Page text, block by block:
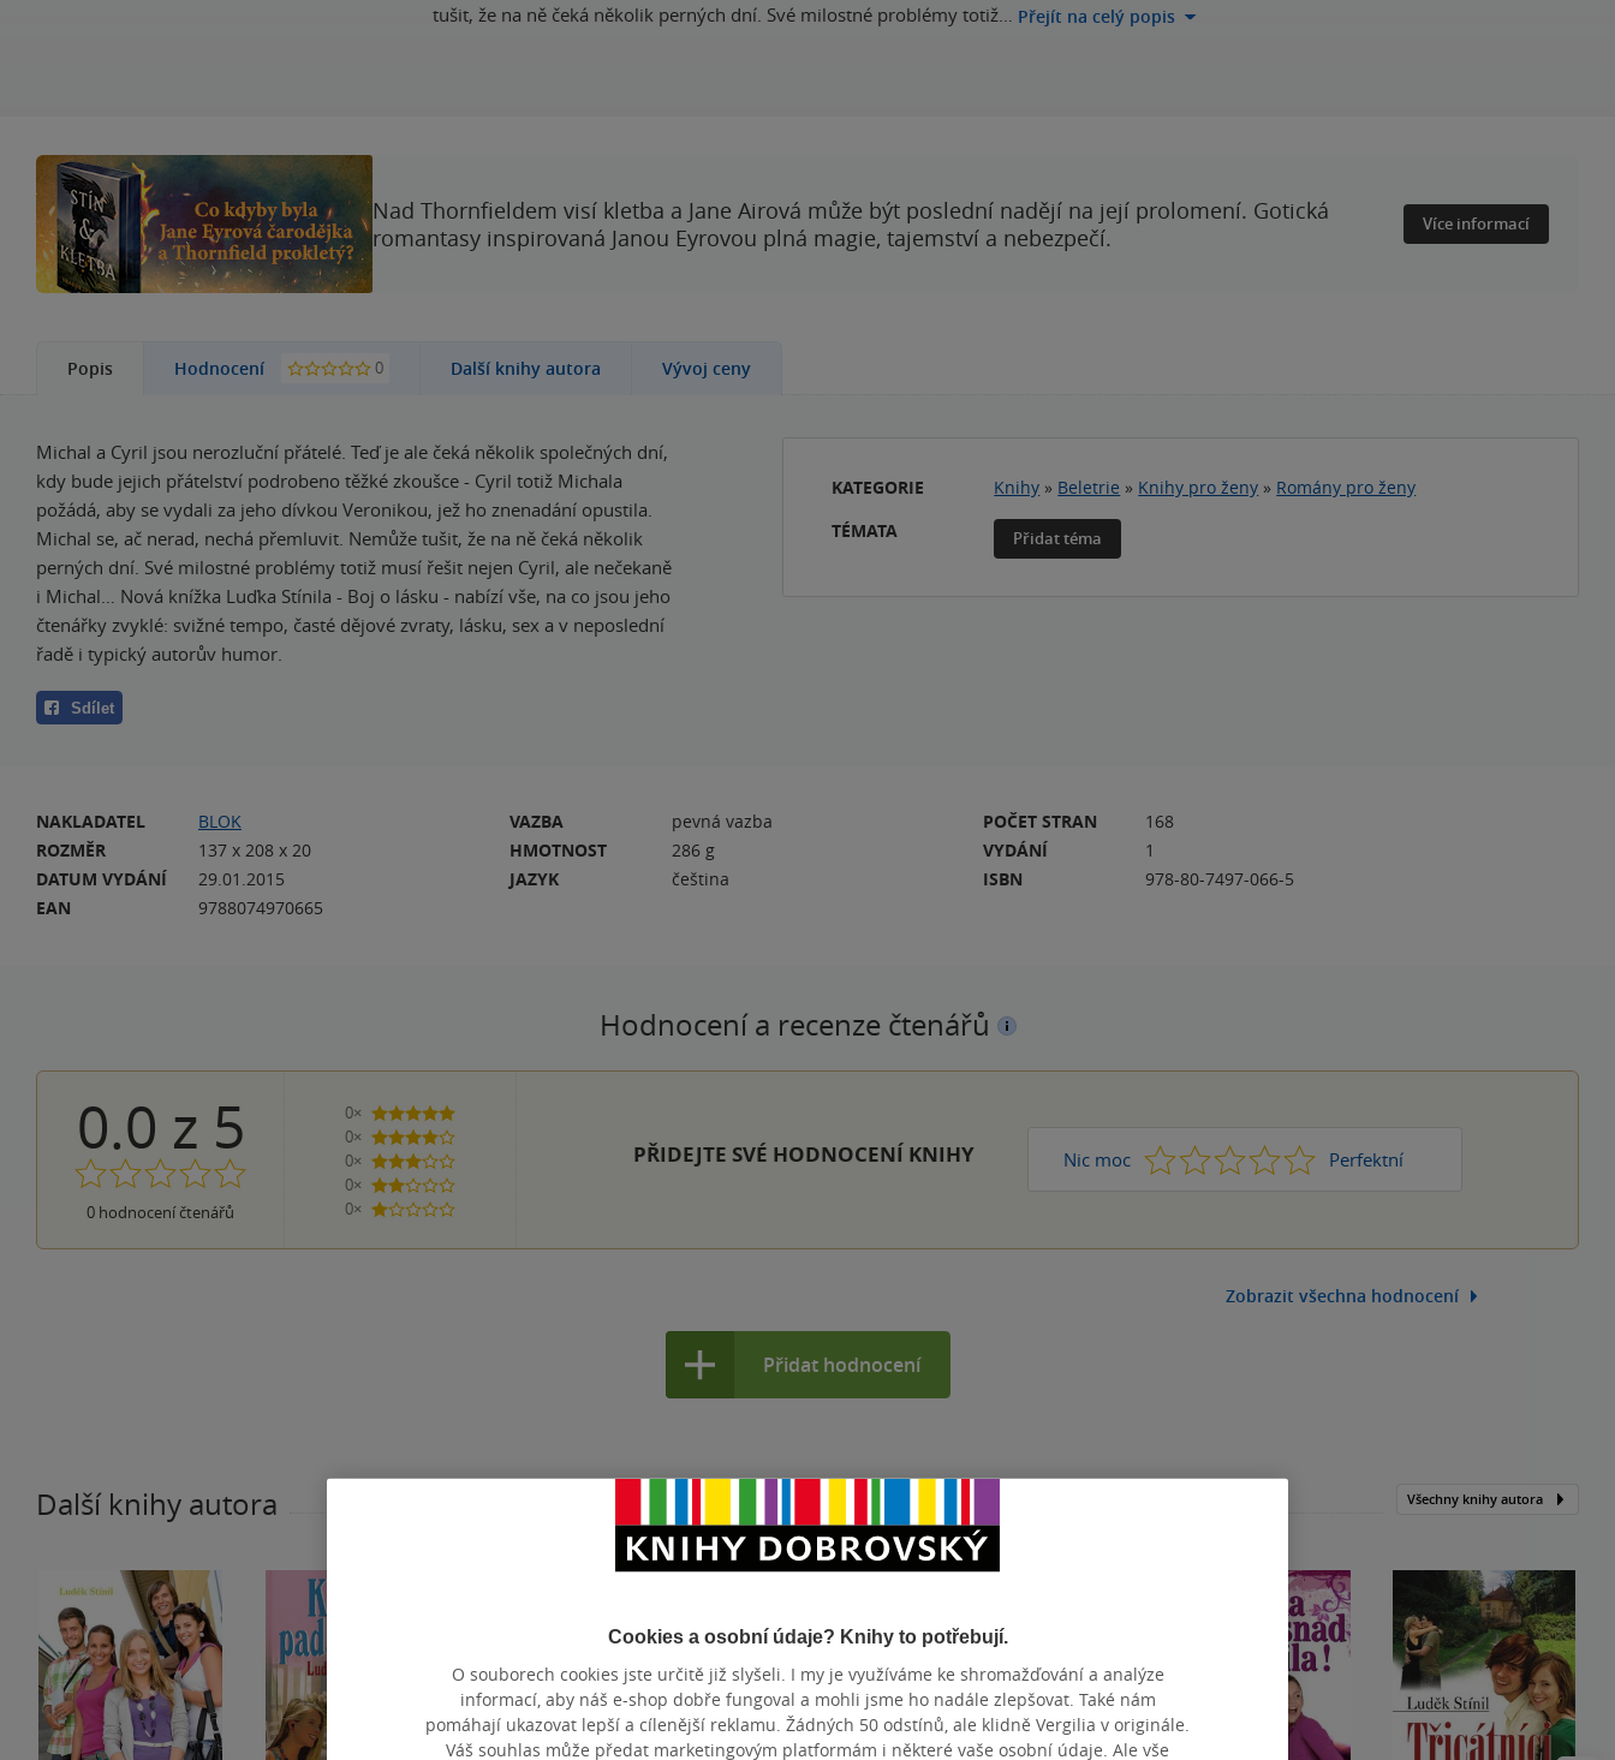
tušit, že na ně čeká několik perných dní. Své milostné problémy totiž… Přejít na celý popis
Nad Thornfieldem visí kletba a Jane Airová může být poslední nadějí na její prolomení. Gotická
romantasy inspirovaná Janou Eyrovou plná magie, tajemství a nebezpečí.
Více informací
Popis Hodnocení 0 Další knihy autora Vývoj ceny
Michal a Cyril jsou nerozluční přátelé. Teď je ale čeká několik společných dní,
kdy bude jejich přátelství podrobeno těžké zkoušce - Cyril totiž Michala
požádá, aby se vydali za jeho dívkou Veronikou, jež ho znenadání opustila.
Michal se, ač nerad, nechá přemluvit. Nemůže tušit, že na ně čeká několik
perných dní. Své milostné problémy totiž musí řešit nejen Cyril, ale nečekaně
i Michal… Nová knížka Luďka Stínila - Boj o lásku - nabízí vše, na co jsou jeho
čtenářky zvyklé: svižné tempo, časté dějové zvraty, lásku, sex a v neposlední
řadě i typický autorův humor.
Sdílet
KATEGORIE Knihy » Beletrie » Knihy pro ženy » Romány pro ženy
TÉMATA
Přidat téma
NAKLADATEL
BLOK
ROZMĚR
137 x 208 x 20
DATUM VYDÁNÍ
29.01.2015
EAN
9788074970665
VAZBA
pevná vazba
HMOTNOST
286 g
JAZYK
čeština
POČET STRAN
168
VYDÁNÍ
1
ISBN
978-80-7497-066-5
Hodnocení a recenze čtenářů
0.0 z 5
0 hodnocení čtenářů
0×
5 hvězdiček
0×
4 hvězdičky
0×
3 hvězdičky
0×
2 hvězdičky
0×
1 hvezdička
PŘIDEJTE SVÉ HODNOCENÍ KNIHY Nic moc 1 2 3 4 Perfektní
5
Zobrazit všechna hodnocení
Přidat hodnocení
Další knihy autora Všechny knihy autora
Cookies a osobní údaje? Knihy to potřebují.
O souborech cookies jste určitě již slyšeli. I my je využíváme ke shromažďování a analýze
informací, aby náš e-shop dobře fungoval a mohli jsme ho nadále zlepšovat. Také nám
pomáhají ukazovat lepší a cílenější reklamu. Žádných 50 odstínů, ale klidně Vergilia v originále.
Váš souhlas může předat marketingovým platformám i některé vaše osobní údaje. Ale vše